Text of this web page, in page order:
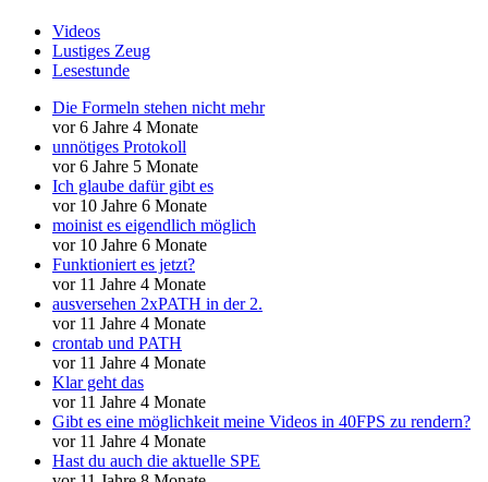
Videos
Lustiges Zeug
Lesestunde
Die Formeln stehen nicht mehr
vor 6 Jahre 4 Monate
unnötiges Protokoll
vor 6 Jahre 5 Monate
Ich glaube dafür gibt es
vor 10 Jahre 6 Monate
moinist es eigendlich möglich
vor 10 Jahre 6 Monate
Funktioniert es jetzt?
vor 11 Jahre 4 Monate
ausversehen 2xPATH in der 2.
vor 11 Jahre 4 Monate
crontab und PATH
vor 11 Jahre 4 Monate
Klar geht das
vor 11 Jahre 4 Monate
Gibt es eine möglichkeit meine Videos in 40FPS zu rendern?
vor 11 Jahre 4 Monate
Hast du auch die aktuelle SPE